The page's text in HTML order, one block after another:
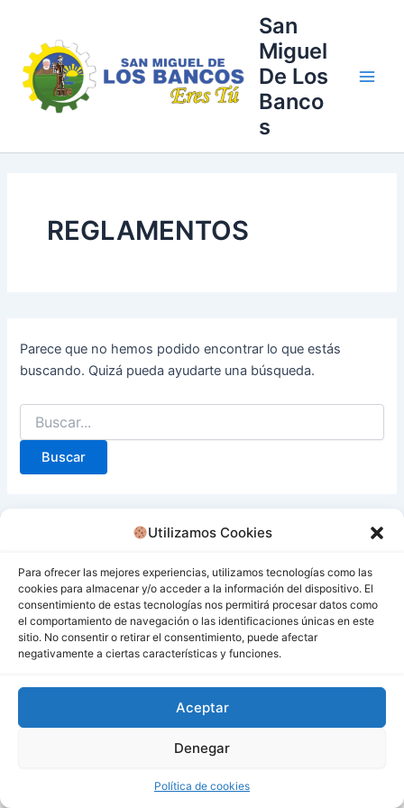
Utilizamos Cookies
Para ofrecer las mejores experiencias, utilizamos tecnologías como las
cookies para almacenar y/o acceder a la información del dispositivo. El
consentimiento de estas tecnologías nos permitirá procesar datos como
el comportamiento de navegación o las identificaciones únicas en este
sitio. No consentir o retirar el consentimiento, puede afectar
negativamente a ciertas características y funciones.
Aceptar
Denegar
Política de cookies
contenido
San
Miguel
De Los
Banco
s
REGLAMENTOS
Parece que no hemos podido encontrar lo que estás
buscando. Quizá pueda ayudarte una búsqueda.
Todos los derechos © 2026 San Miguel De Los Bancos |